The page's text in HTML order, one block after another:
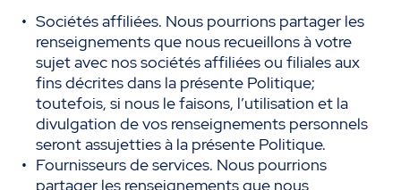
Sociétés affiliées. Nous pourrions partager les
renseignements que nous recueillons à votre
sujet avec nos sociétés affiliées ou filiales aux
fins décrites dans la présente Politique;
toutefois, si nous le faisons, l’utilisation et la
divulgation de vos renseignements personnels
seront assujetties à la présente Politique.
Fournisseurs de services. Nous pourrions
partager les renseignements que nous